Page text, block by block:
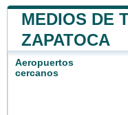
MEDIOS DE
ZAPATOCA
Aeropuertos
cercanos